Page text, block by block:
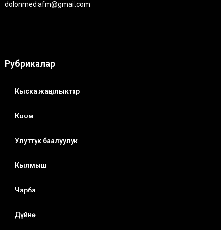
dolonmediafm@gmail.com
Рубрикалар
Кыска жаңылыктар
Коом
Улуттук баалуулук
Кылмыш
Чарба
Дүйнө